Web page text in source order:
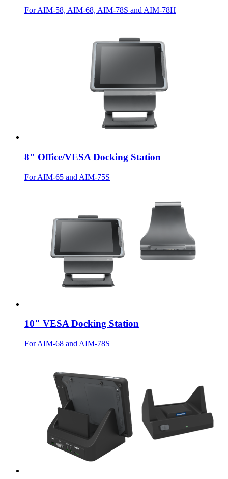
For AIM-58, AIM-68, AIM-78S and AIM-78H
8" Office/VESA Docking Station
For AIM-65 and AIM-75S
10" VESA Docking Station
For AIM-68 and AIM-78S